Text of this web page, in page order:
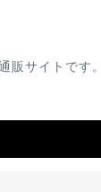
販サイトです。